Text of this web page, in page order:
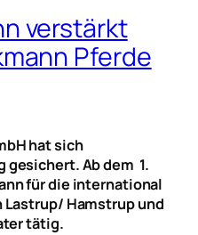
verstärkt
Pferde
hat sich
gesichert. Ab dem 1.
für die international
Hamstrup und
tätig.